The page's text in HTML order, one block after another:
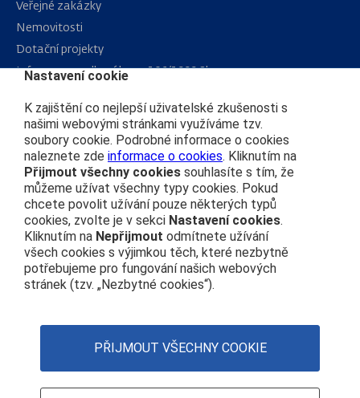
Centrála
Nábřeží Ludvíka Svobody 1222 110 15 Praha 1
Čím se řídíme
Ochrana osobních údajů
Prohlášení o přístupnosti
Zásady používání cookies
Nastavení cookies
Veřejné zakázky
Nemovitosti
Dotační projekty
Informace podle zákona 106/1999 Sb.
Nastavení cookie
K zajištění co nejlepší uživatelské zkušenosti s
našimi webovými stránkami využíváme tzv.
soubory cookie. Podrobné informace o cookies
naleznete zde informace o cookies. Kliknutím na
Přijmout všechny cookies souhlasíte s tím, že
můžeme užívat všechny typy cookies. Pokud
chcete povolit užívání pouze některých typů
cookies, zvolte je v sekci Nastavení cookies.
Kliknutím na Nepřijmout odmítnete užívání
všech cookies s výjimkou těch, které nezbytně
potřebujeme pro fungování našich webových
stránek (tzv. „Nezbytné cookies“).
PŘIJMOUT VŠECHNY COOKIE